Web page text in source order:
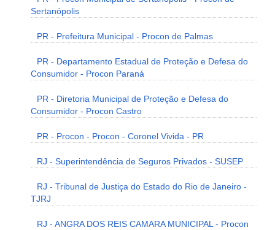
Sertanópolis
PR - Prefeitura Municipal - Procon de Palmas
PR - Departamento Estadual de Proteção e Defesa do
Consumidor - Procon Paraná
PR - Diretoria Municipal de Proteção e Defesa do
Consumidor - Procon Castro
PR - Procon - Procon - Coronel Vivida - PR
RJ - Superintendência de Seguros Privados - SUSEP
RJ - Tribunal de Justiça do Estado do Rio de Janeiro -
TJRJ
RJ - ANGRA DOS REIS CAMARA MUNICIPAL - Procon